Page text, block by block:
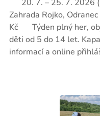
📅 20. 7. – 25. 7. 2026
Zahrada Rojko,
Kč 📝 Týden plný her,
děti od 5 do 14 let.
informací a online